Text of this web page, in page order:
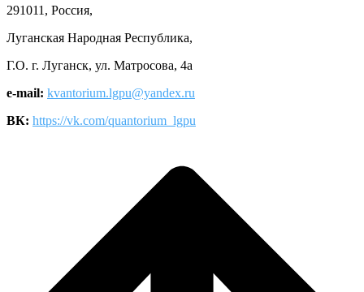
291011, Россия,
Луганская Народная Республика,
Г.О. г. Луганск, ул. Матросова, 4а
e-mail: kvantorium.lgpu@yandex.ru
ВК: https://vk.com/quantorium_lgpu